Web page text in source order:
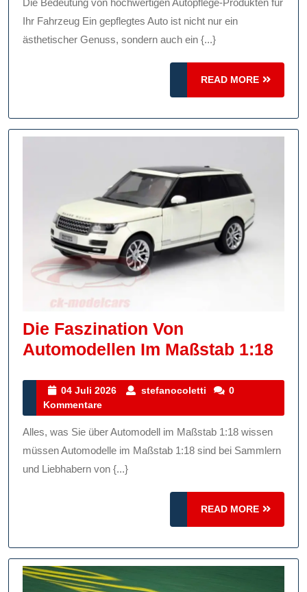
Ihr
Fahrzeug:
Pflege
In
Die Bedeutung von hochwertigen Autopflege-Produkten für
Ihr Fahrzeug Ein gepflegtes Auto ist nicht nur ein
ästhetischer Genuss, sondern auch ein {...}
READ MORE
READ
MORE
Die Faszination Von
Automodellen Im Maßstab 1:18Die
04 Juli 2026
04
2026
stefanocoletti stefanocoletti
0
Kommentare
Alles, was Sie über Automodell im Maßstab 1:18 wissen
müssen Automodelle im Maßstab 1:18 sind bei Sammlern
und Liebhabern von {...}
READ MORE
READ
MORE